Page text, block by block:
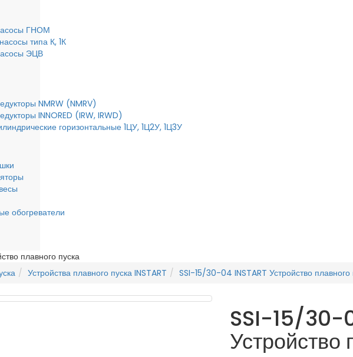
ГНОМ
типа К, 1К
ЭЦВ
NMRW (NMRV)
INNORED (IRW, IRWD)
горизонтальные 1ЦУ, 1Ц2У, 1Ц3У
обогреватели
плавного пуска
Устройства плавного пуска INSTART SSI-15/30-04 INSTART Устройство плавного
SSI-15/30-
Устройство